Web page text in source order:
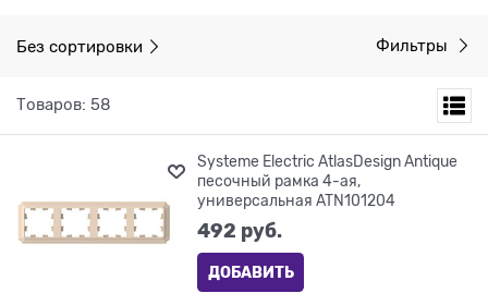
Без сортировки Фильтры
Товаров: 58
Systeme Electric AtlasDesign Antique
песочный рамка 4-ая,
универсальная ATN101204
492 руб.
ДОБАВИТЬ